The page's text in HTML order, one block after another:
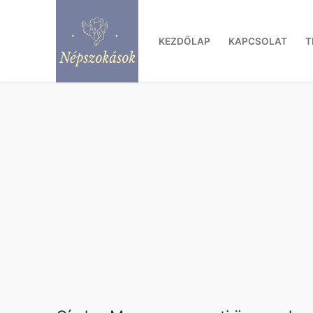
KEZDŐLAP KAPCSOLAT